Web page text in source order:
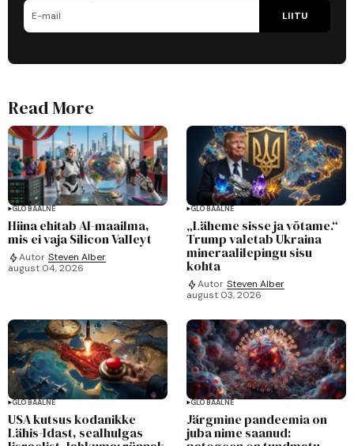
LIITU
Read More
GLOBAALNE
Hiina ehitab AI-maailma,
mis ei vaja Silicon Valleyt
Autor Steven Alber
august 04, 2026
GLOBAALNE
„Läheme sisse ja võtame.“
Trump valetab Ukraina
mineraalilepingu sisu
kohta
Autor Steven Alber
august 03, 2026
GLOBAALNE
USA kutsus kodanikke
Lähis-Idast, sealhulgas
GLOBAALNE
Järgmine pandeemia on
juba nime saanud: